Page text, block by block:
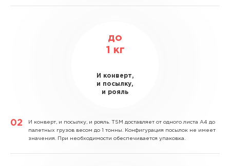
до
1
кг
И конверт,
и посылку,
и рояль
И конверт, и посылку, и рояль. TSM доставляет от одного листа А4 до
палетных грузов весом до 1 тонны. Конфигурация посылок не имеет
значения. При необходимости обеспечивается упаковка.